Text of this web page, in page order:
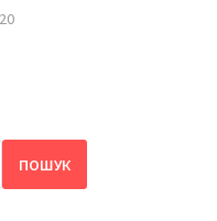
ПОШУК